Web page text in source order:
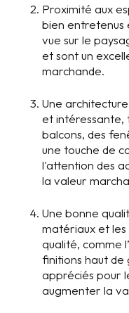
Proximité aux
bien entretenus
vue sur le
et sont un
marchande.
Une
et intéressante,
balcons, des
une touche de
l'attention des
la valeur
Une bonne
matériaux et les
qualité, comme
finitions haut
appréciés pour
augmenter la